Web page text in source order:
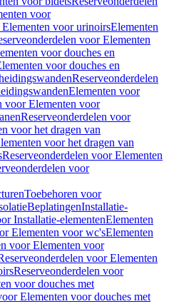
voor
voor urinoirsElementen
voor Elementen
voor douches en
voor douches en
Reserveonderdelen
Elementen voor
voor Elementen voor
Reserveonderdelen voor
voor het dragen van
voor het dragen van
Reserveonderdelen voor Elementen
voor
Toebehoren voor
BeplatingenInstallatie-
Installatie-elementenElementen
Elementen voor wc'sElementen
voor Elementen voor
voor Elementen
Reserveonderdelen voor
voor douches met
Elementen voor douches met